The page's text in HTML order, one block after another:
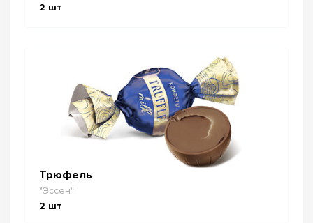
2 шт
Трюфель
"Эссен"
2 шт